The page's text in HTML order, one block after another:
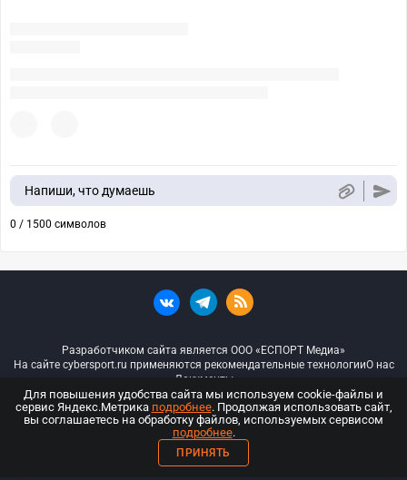
Напиши, что думаешь
0 / 1500 символов
Разработчиком сайта является ООО «ЕСПОРТ Медиа»
На сайте cybersport.ru применяются рекомендательные технологииО нас
Документы
© ООО «Киберспорт.ру» — Все права защищены
18+
ООО «Киберспорт.ру». Свидетельство о регистрации средств массовой
Для повышения удобства сайта мы используем cookie-файлы и
сервис Яндекс.Метрика подробнее. Продолжая использовать сайт,
вы соглашаетесь на обработку файлов, используемых сервисом
подробнее.
ПРИНЯТЬ